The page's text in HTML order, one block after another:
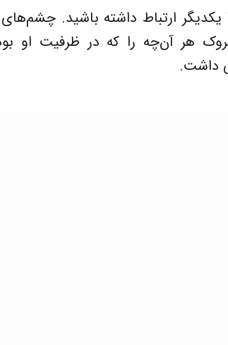
یکدیگر ارتباط داشته باشید.
هر آن‌چه را که در ظرفیت او
داشت.